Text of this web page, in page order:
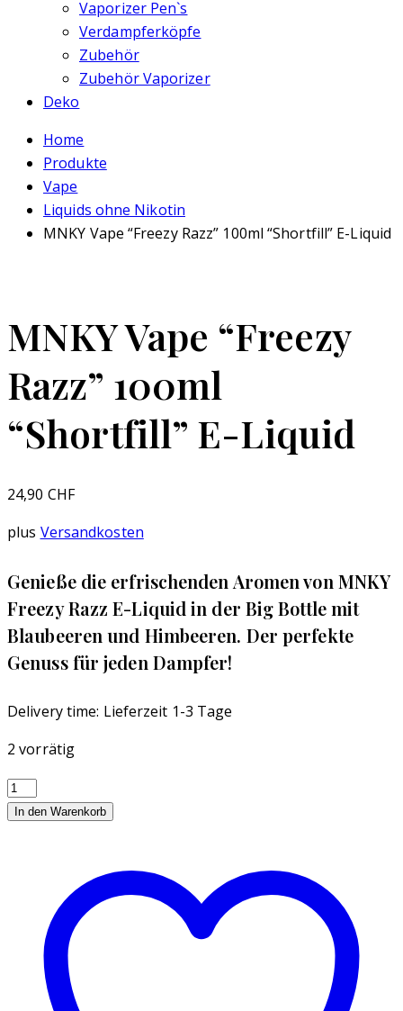
Vaporizer Pen`s
Verdampferköpfe
Zubehör
Zubehör Vaporizer
Deko
Home
Produkte
Vape
Liquids ohne Nikotin
MNKY Vape “Freezy Razz” 100ml “Shortfill” E-Liquid
MNKY Vape “Freezy
Razz” 100ml
“Shortfill” E-Liquid
24,90 CHF
plus Versandkosten
Genieße die erfrischenden Aromen von MNKY
Freezy Razz E-Liquid in der Big Bottle mit
Blaubeeren und Himbeeren. Der perfekte
Genuss für jeden Dampfer!
Delivery time: Lieferzeit 1-3 Tage
2 vorrätig
MNKY
Vape
"Shortfill"
Liquid
Menge
In den Warenkorb